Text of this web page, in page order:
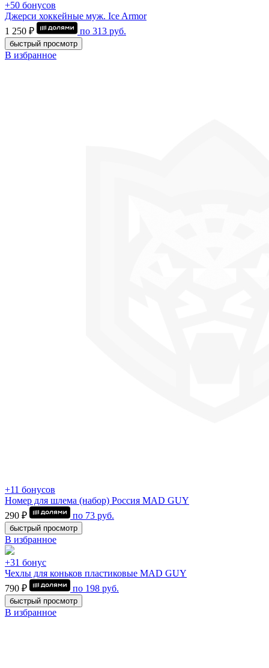
+50 бонусов
Джерси хоккейные муж. Ice Armor
1 250 ₽
по 313 руб.
быстрый просмотр
В избранное
+11 бонусов
Номер для шлема (набор) Россия MAD GUY
290 ₽
по 73 руб.
быстрый просмотр
В избранное
+31 бонус
Чехлы для коньков пластиковые MAD GUY
790 ₽
по 198 руб.
быстрый просмотр
В избранное